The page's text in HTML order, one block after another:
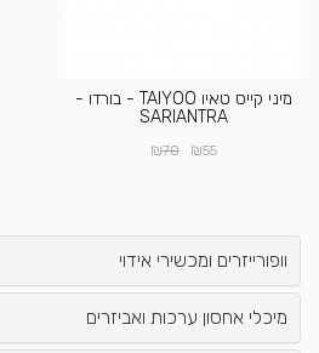
מיני קייס טאיו TAIYOO - בורדו -
SARIANTRA
₪55
₪70
וופורייזרים ומכשירי אידוי
מיכלי אחסון ערכות ואביזרים